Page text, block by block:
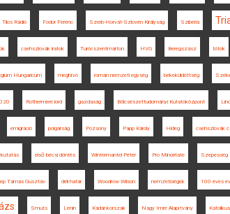
Tilos Rádió Fodor Ferenc Szerb-Horvát-Szlovén Királyság Szibéria
csehszlovák iratok Turócszentmárton HVG Beregszász tótok
Hungaricum meghívó román nemzeti egység békeküldöttség
Rothermere lord gazdaság Bölcsészettudományi Kutatóközpont
emigráció polgárság Pozsony Papp Károly Hideg csehszlovák
első bécsi döntés Wintermantel Péter Pro Minoritate Szepesség
Tamás Gusztáv déli határ Woodrow Wilson nemzetiségek 100 éves
Smuts Lenin Kádár-korszak Nagy Imre Alapítvány